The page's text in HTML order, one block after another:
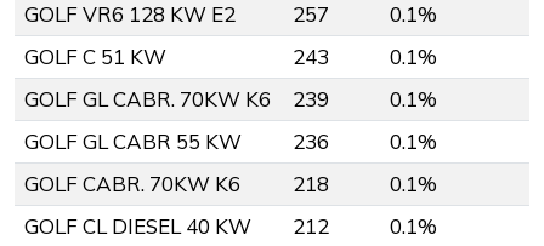
GOLF VR6 128 KW E2
257
0.1%
GOLF C 51 KW
243
0.1%
GOLF GL CABR. 70KW K6
239
0.1%
GOLF GL CABR 55 KW
236
0.1%
GOLF CABR. 70KW K6
218
0.1%
GOLF CL DIESEL 40 KW
212
0.1%